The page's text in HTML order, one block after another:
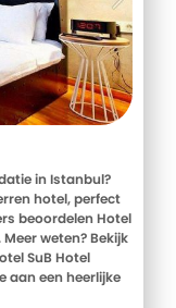
in Istanbul?
hotel, perfect
beoordelen Hotel
weten? Bekijk
SuB Hotel
aan een heerlijke